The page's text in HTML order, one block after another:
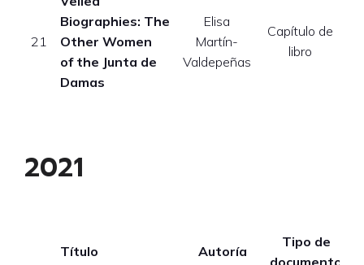
21
Biographies: The
Other Women
of the Junta de
Damas
Elisa
Martín-
Valdepeñas
Capítulo de
libro
2021
Título Autoría
Tipo de
documento